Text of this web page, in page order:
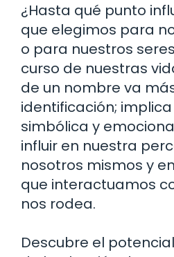
¿Hasta qué punto
que elegimos para
o para nuestros
curso de nuestras
de un nombre va
identificación;
simbólica y
influir en nuestra
nosotros mismos y
que interactuamos
nos rodea.
Descubre el